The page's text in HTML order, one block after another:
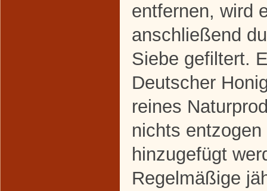
entfernen, wird
anschließend
Siebe gefiltert.
Deutscher
reines
nichts entzogen
hinzugefügt
Regelmäßige